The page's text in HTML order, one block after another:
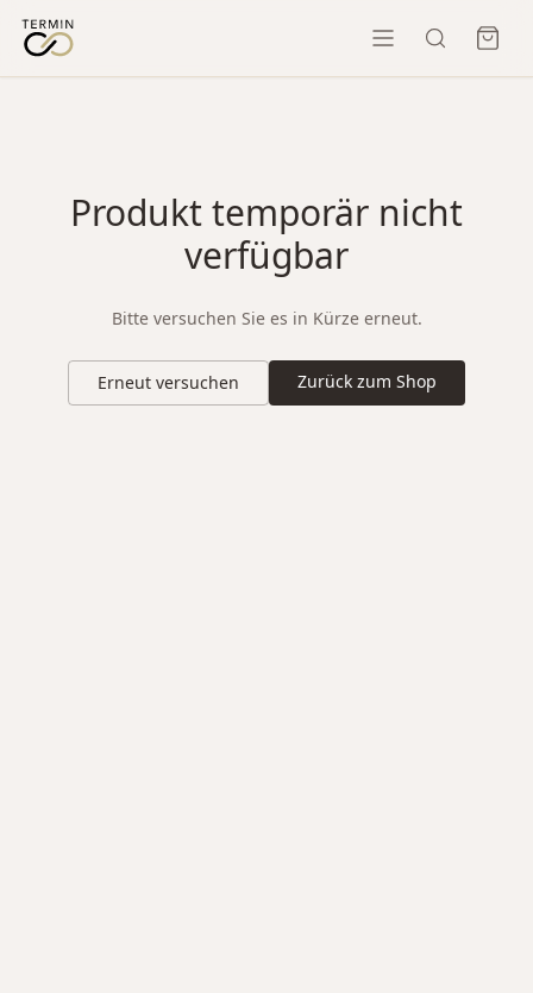
Produkt temporär nicht
verfügbar
Bitte versuchen Sie es in Kürze erneut.
Erneut versuchen Zurück zum Shop